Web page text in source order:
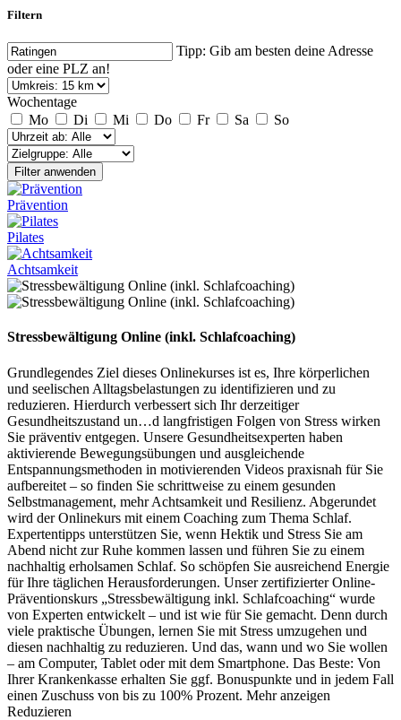
Filtern
Tipp: Gib am besten deine Adresse
oder eine PLZ an!
Wochentage
Mo
Di Mi Do Fr Sa So
Filter anwenden
Prävention
Pilates
Achtsamkeit
Stressbewältigung Online (inkl. Schlafcoaching)
Grundlegendes Ziel dieses Onlinekurses ist es, Ihre körperlichen
und seelischen Alltagsbelastungen zu identifizieren und zu
reduzieren. Hierdurch verbessert sich Ihr derzeitiger
Gesundheitszustand un…d langfristigen Folgen von Stress wirken
Sie präventiv entgegen. Unsere Gesundheitsexperten haben
aktivierende Bewegungsübungen und ausgleichende
Entspannungsmethoden in motivierenden Videos praxisnah für Sie
aufbereitet – so finden Sie schrittweise zu einem gesunden
Selbstmanagement, mehr Achtsamkeit und Resilienz. Abgerundet
wird der Onlinekurs mit einem Coaching zum Thema Schlaf.
Expertentipps unterstützen Sie, wenn Hektik und Stress Sie am
Abend nicht zur Ruhe kommen lassen und führen Sie zu einem
nachhaltig erholsamen Schlaf. So schöpfen Sie ausreichend Energie
für Ihre täglichen Herausforderungen. Unser zertifizierter Online-
Präventionskurs „Stressbewältigung inkl. Schlafcoaching“ wurde
von Experten entwickelt – und ist wie für Sie gemacht. Denn durch
viele praktische Übungen, lernen Sie mit Stress umzugehen und
diesen nachhaltig zu reduzieren. Und das, wann und wo Sie wollen
– am Computer, Tablet oder mit dem Smartphone. Das Beste: Von
Ihrer Krankenkasse erhalten Sie ggf. Bonuspunkte und in jedem Fall
einen Zuschuss von bis zu 100% Prozent. Mehr anzeigen
Reduzieren